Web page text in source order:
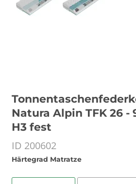
Natura Alpin TFK 26 -
H3 fest
ID 200602
Härtegrad Matratze